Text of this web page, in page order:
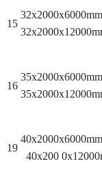
15
32x2000x6000mm
16
35x2000x6000mm
19
40x200